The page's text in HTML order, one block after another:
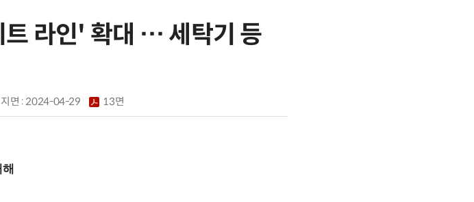
라인' 확대 … 세탁기 등
지면 :2024-04-29 13면